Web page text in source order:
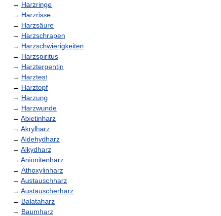
→ Harzringe
→ Harzrisse
→ Harzsäure
→ Harzschrapen
→ Harzschwierigkeiten
→ Harzspiritus
→ Harzterpentin
→ Harztest
→ Harztopf
→ Harzung
→ Harzwunde
→ Abietinharz
→ Akrylharz
→ Aldehydharz
→ Alkydharz
→ Anionitenharz
→ Äthoxylinharz
→ Austauschharz
→ Austauscherharz
→ Balataharz
→ Baumharz